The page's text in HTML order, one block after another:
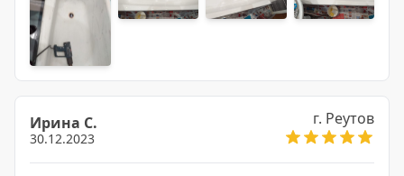
Ирина С.
30.12.2023
г. Реутов